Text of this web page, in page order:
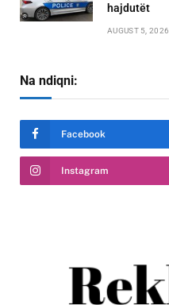
hajdutët
AUGUST 5, 2026
Na ndiqni:
Facebook
Instagram